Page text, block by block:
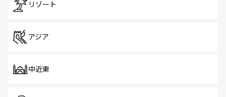
リゾート
アジア
中近東